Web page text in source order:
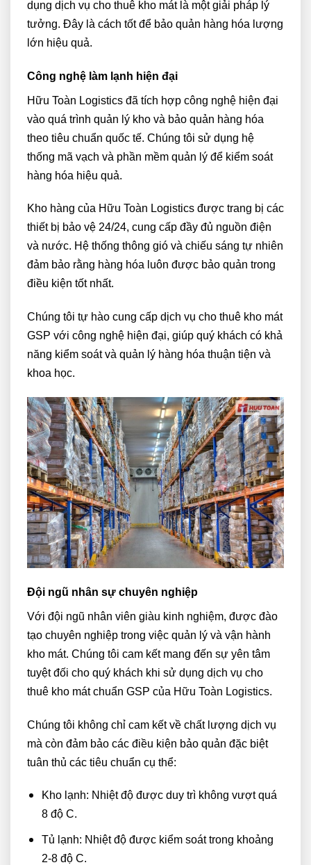
dụng dịch vụ cho thuê kho mát là một giải pháp lý
tưởng. Đây là cách tốt để bảo quản hàng hóa lượng
lớn hiệu quả.
Công nghệ làm lạnh hiện đại
Hữu Toàn Logistics đã tích hợp công nghệ hiện đại
vào quá trình quản lý kho và bảo quản hàng hóa
theo tiêu chuẩn quốc tế. Chúng tôi sử dụng hệ
thống mã vạch và phần mềm quản lý để kiểm soát
hàng hóa hiệu quả.
Kho hàng của Hữu Toàn Logistics được trang bị các
thiết bị bảo vệ 24/24, cung cấp đầy đủ nguồn điện
và nước. Hệ thống thông gió và chiếu sáng tự nhiên
đảm bảo rằng hàng hóa luôn được bảo quản trong
điều kiện tốt nhất.
Chúng tôi tự hào cung cấp dịch vụ cho thuê kho mát
GSP với công nghệ hiện đại, giúp quý khách có khả
năng kiểm soát và quản lý hàng hóa thuận tiện và
khoa học.
Đội ngũ nhân sự chuyên nghiệp
Với đội ngũ nhân viên giàu kinh nghiệm, được đào
tạo chuyên nghiệp trong việc quản lý và vận hành
kho mát. Chúng tôi cam kết mang đến sự yên tâm
tuyệt đối cho quý khách khi sử dụng dịch vụ cho
thuê kho mát chuẩn GSP của Hữu Toàn Logistics.
Chúng tôi không chỉ cam kết về chất lượng dịch vụ
mà còn đảm bảo các điều kiện bảo quản đặc biệt
tuân thủ các tiêu chuẩn cụ thể:
Kho lạnh: Nhiệt độ được duy trì không vượt quá
8 độ C.
Tủ lạnh: Nhiệt độ được kiểm soát trong khoảng
2-8 độ C.